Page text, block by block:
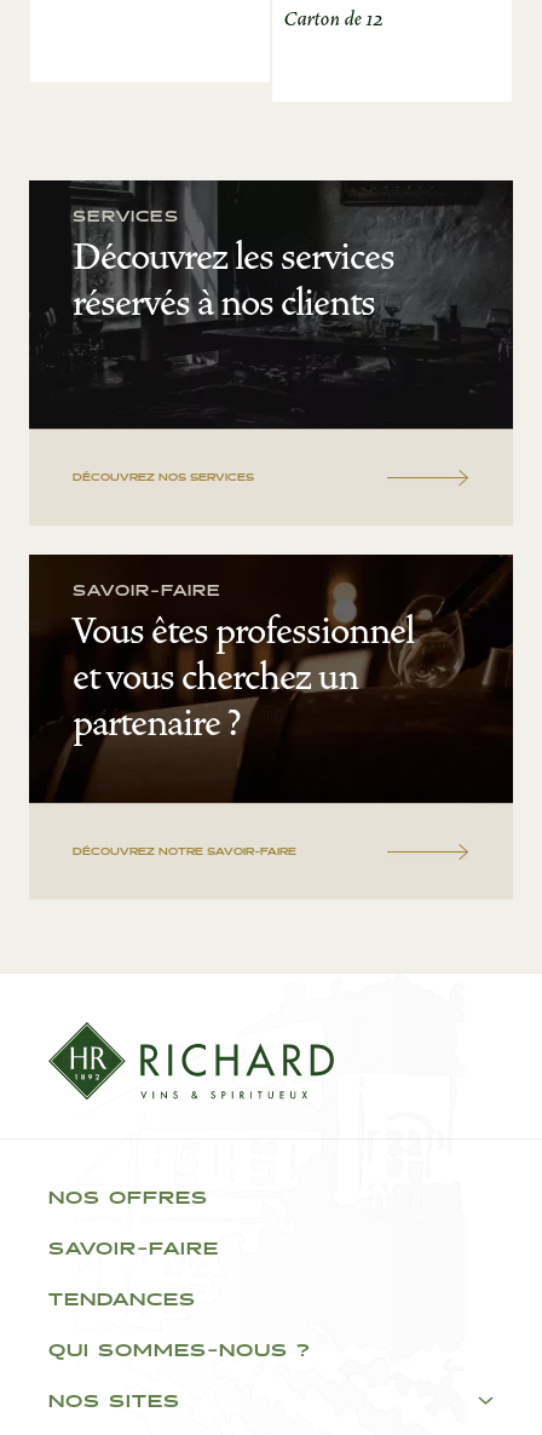
Carton de 12
SERVICES
Découvrez les services
réservés à nos clients
DÉCOUVREZ NOS SERVICES
SAVOIR-FAIRE
Vous êtes professionnel
et vous cherchez un
partenaire ?
DÉCOUVREZ NOTRE SAVOIR-FAIRE
NOS OFFRES
SAVOIR-FAIRE
TENDANCES
QUI SOMMES-NOUS ?
NOS SITES